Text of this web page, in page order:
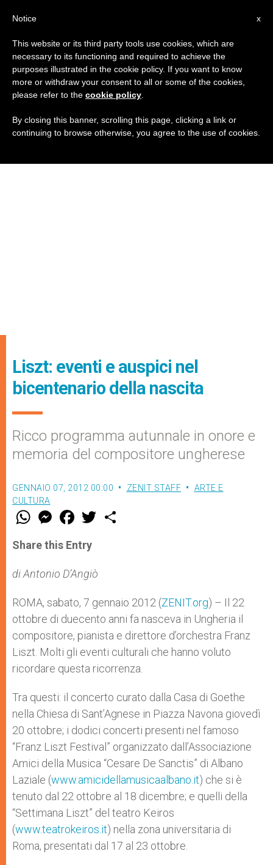
Liszt: eventi e auspici nel
bicentenario della nascita
Ricco programma autunnale in onore e
memoria del compositore ungherese
GENNAIO 07, 2012 00:00 ZENIT STAFF
ARTE E
CULTURA
W
t
s
p
p
M
e
s
e
g
e
F
a
e
b
o
k
w
Share this Entry
di Antonio D’Angiò
ROMA, sabato, 7 gennaio 2012 (ZENIT.org) – Il 22
ottobre di duecento anni fa nasceva in Ungheria il
compositore, pianista e direttore d’orchestra Franz
Liszt. Molti gli eventi culturali che hanno voluto
ricordare questa ricorrenza.
Tra questi: il concerto curato dalla Casa di Goethe
nella Chiesa di Sant’Agnese in Piazza Navona giovedì
20 ottobre; i dodici concerti presenti nel famoso
“Franz Liszt Festival” organizzato dall’Associazione
Amici della Musica “Cesare De Sanctis” di Albano
Laziale (www.amicidellamusicaalbano.it) che si è
tenuto dal 22 ottobre al 18 dicembre; e quelli della
“Settimana Liszt” del teatro Keiros
(www.teatrokeiros.it) nella zona universitaria di
Roma, presentati dal 17 al 23 ottobre.
x
Notice
This website or its third party tools use cookies, which are
necessary to its functioning and required to achieve the
purposes illustrated in the cookie policy. If you want to know
more or withdraw your consent to all or some of the cookies,
please refer to the cookie policy
By closing this banner, scrolling this page, clicking a link or
continuing to browse otherwise, you agree to the use of cookies.